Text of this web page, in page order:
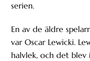
serien.
En av de äldre
var Oscar Lewicki.
halvlek, och det